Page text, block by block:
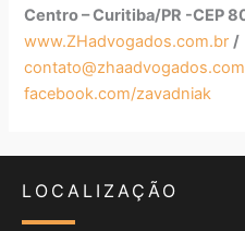
Centro – Curitiba/PR -CEP
www.ZHadvogados.com.br /
facebook.com/zavadniak
LOCALIZAÇÃO